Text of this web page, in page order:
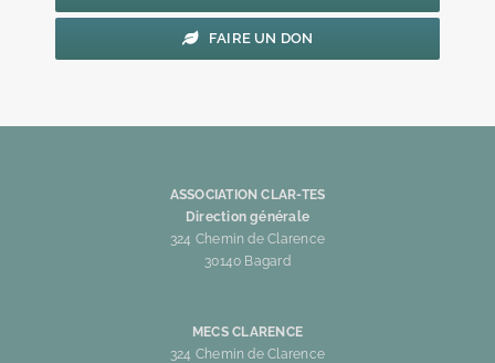
FAIRE UN DON
ASSOCIATION CLAR-TES
Direction générale
324 Chemin de Clarence
30140 Bagard
MECS CLARENCE
324 Chemin de Clarence